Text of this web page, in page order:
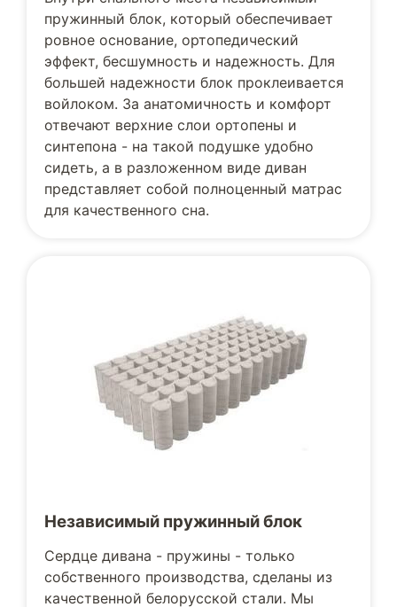
пружинный блок, который обеспечивает
ровное основание, ортопедический
эффект, бесшумность и надежность. Для
большей надежности блок проклеивается
войлоком. За анатомичность и комфорт
отвечают верхние слои ортопены и
синтепона - на такой подушке удобно
сидеть, а в разложенном виде диван
представляет собой полноценный матрас
для качественного сна.
Независимый пружинный блок
Сердце дивана - пружины - только
собственного производства, сделаны из
качественной белорусской стали. Мы